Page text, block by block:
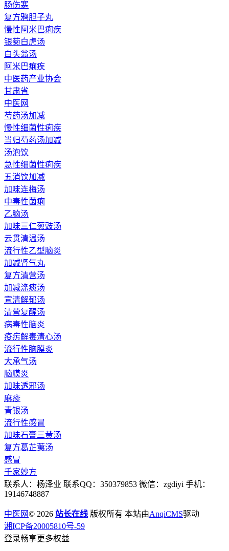
肠伤寒
复方鸦胆子丸
慢性阿米巴痢疾
银菊白虎汤
白头翁汤
阿米巴痢疾
中医药产业协会
甘肃省
中医网
芍药汤加减
慢性细菌性痢疾
当归芍药汤加减
汤泡饮
急性细菌性痢疾
五消饮加减
加味连梅汤
中毒性菌痢
乙脑汤
加味三仁葱豉汤
云贯清温汤
流行性乙型脑炎
加减肾气丸
复方清营汤
加减涤痰汤
宣清解郁汤
清营复醒汤
病毒性脑炎
疫疠解毒清心汤
流行性脑膜炎
大承气汤
脑膜炎
加味透邪汤
麻疹
青银汤
流行性感冒
加味石膏三黄汤
复方葛芷荑汤
感冒
千家妙方
联系人：杨泽业 联系QQ：350379853 微信：zgdiyi 手机：
19146748887
中医网© 2026 站长在线 版权所有 本站由AnqiCMS驱动
湘ICP备20005810号-59
登录畅享更多权益